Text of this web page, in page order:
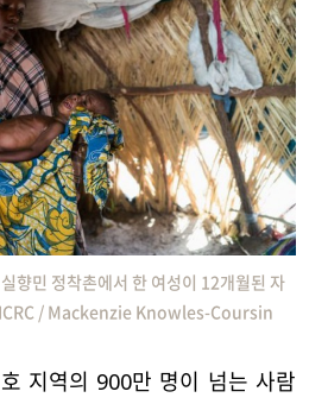
향민 정착촌에서 한 여성이 12개월된 자
ICRC / Mackenzie Knowles-Coursin
지역의 900만 명이 넘는 사람